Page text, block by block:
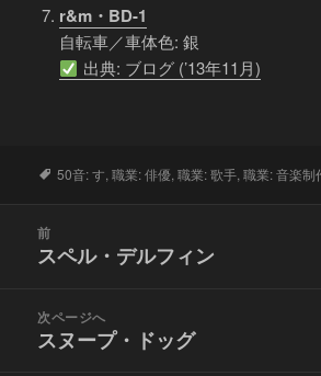
r&m・BD-1
自転車／車体色: 銀
出典: ブログ (’13年11月)
タ
50音: す,職業: 俳優,職業: 歌手,職業: 音楽制
前
前
投
稿:
スペル・デルフィン
次ページへ
次
スヌープ・ドッグ